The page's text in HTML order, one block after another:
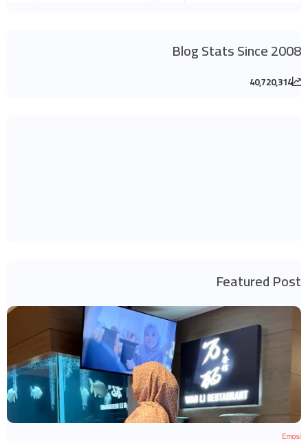
Blog Stats Since 2008
40,720,314
Featured Post
Emosi